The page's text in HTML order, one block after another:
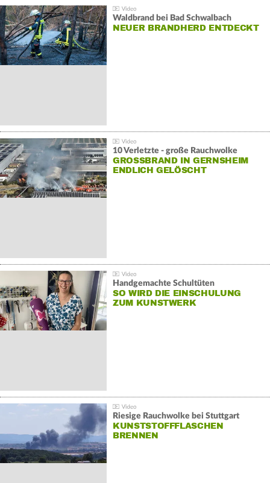
Waldbrand bei Bad Schwalbach
NEUER BRANDHERD ENTDECKT
10 Verletzte - große Rauchwolke
GROSSBRAND IN GERNSHEIM E
NDLICH GELÖSCHT
Handgemachte Schultüten
SO WIRD DIE EINSCHULUNG
ZUM KUNSTWERK
Riesige Rauchwolke bei Stuttgart
KUNSTSTOFFFLASCHEN
BRENNEN